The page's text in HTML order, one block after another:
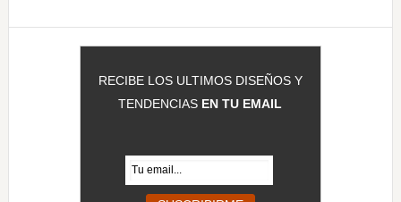
RECIBE LOS ULTIMOS DISEÑOS Y
TENDENCIAS EN TU EMAIL